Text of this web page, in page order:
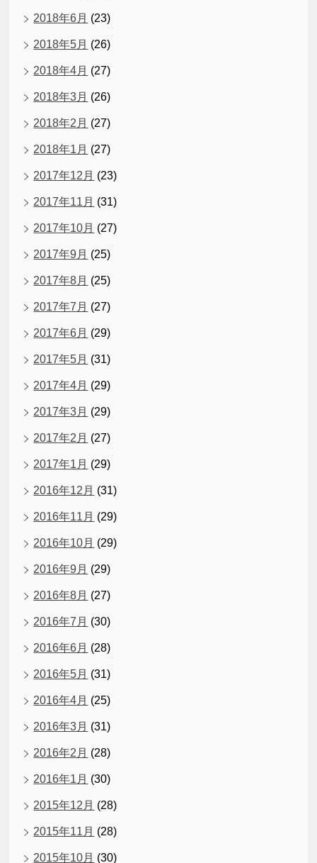
2018年6月 (23)
2018年5月 (26)
2018年4月 (27)
2018年3月 (26)
2018年2月 (27)
2018年1月 (27)
2017年12月 (23)
2017年11月 (31)
2017年10月 (27)
2017年9月 (25)
2017年8月 (25)
2017年7月 (27)
2017年6月 (29)
2017年5月 (31)
2017年4月 (29)
2017年3月 (29)
2017年2月 (27)
2017年1月 (29)
2016年12月 (31)
2016年11月 (29)
2016年10月 (29)
2016年9月 (29)
2016年8月 (27)
2016年7月 (30)
2016年6月 (28)
2016年5月 (31)
2016年4月 (25)
2016年3月 (31)
2016年2月 (28)
2016年1月 (30)
2015年12月 (28)
2015年11月 (28)
2015年10月 (30)